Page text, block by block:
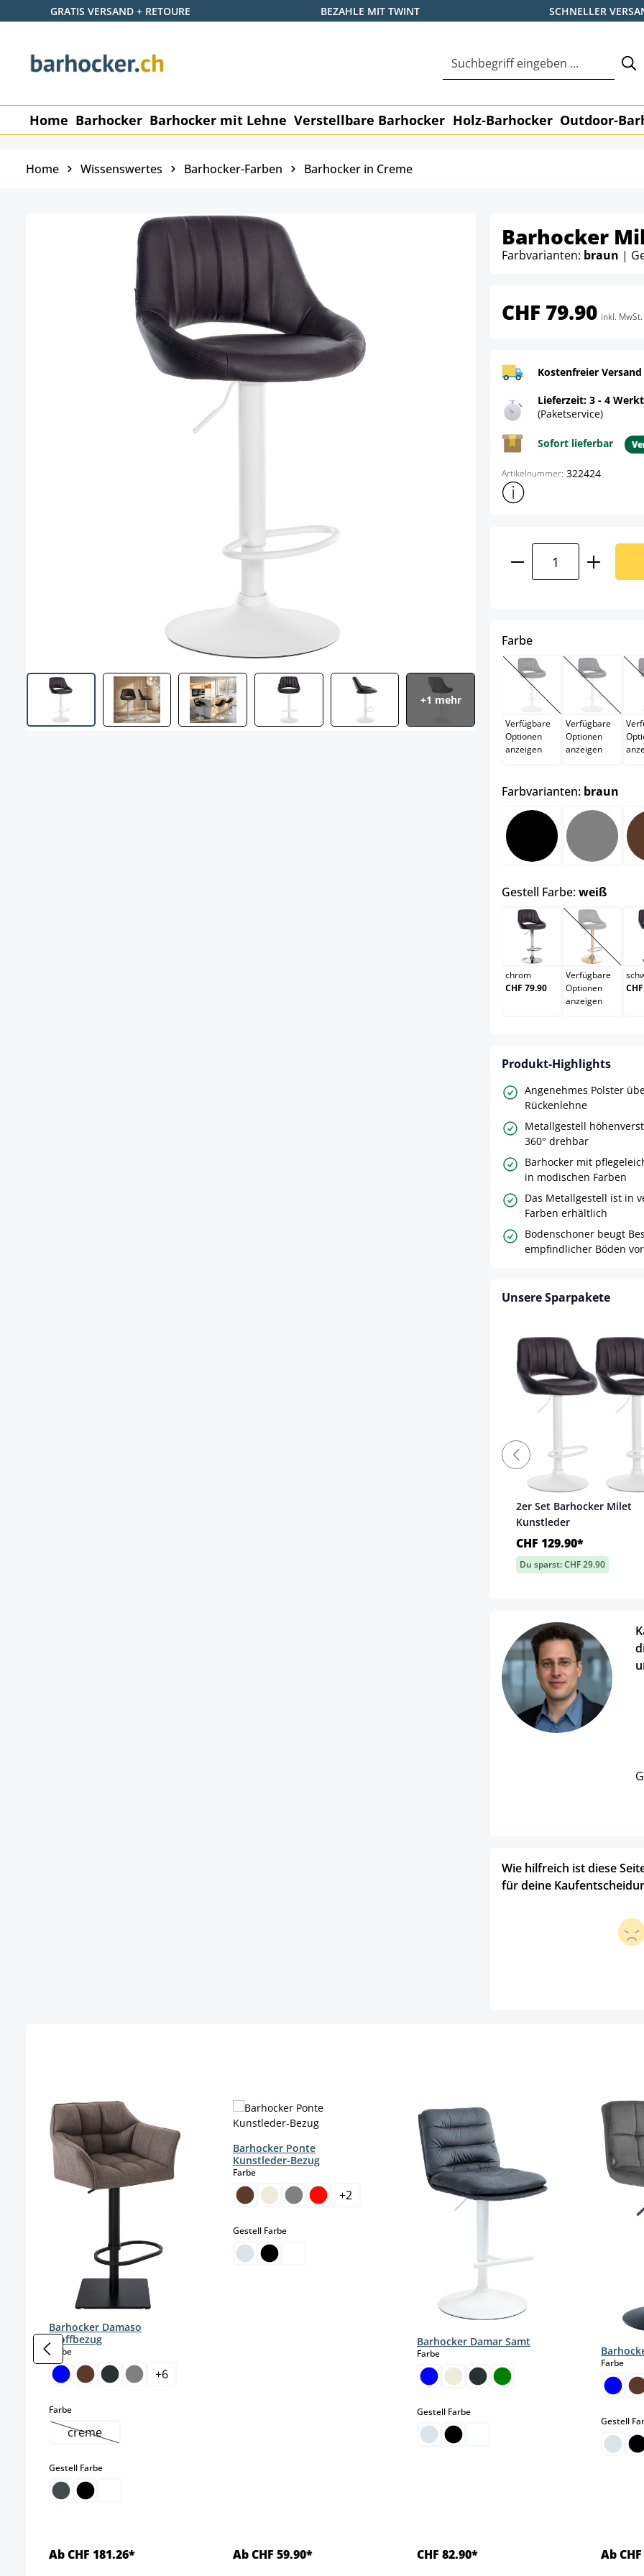
Hauptinhalt springen
Zur Suche springen
Zur Hauptnavigation springen
GRATIS VERSAND + RETOURE BEZAHLE MIT TWINT SCHNELLER
Home Barhocker Barhocker mit Lehne Verstellbare Barhocker Holz-Barhocker Outdoor-
Home Wissenswertes Barhocker-Farben Barhocker in Creme
+1 mehr
Barhocker
Farbvarianten: braun |
CHF 79.90 inkl. MwSt.
Kostenfreier
Lieferzeit: 3 - 4
(Paketservice)
Sofort lieferbar
Artikelnummer: 322424
Weitere
Produkt Anzahl:
Farbeauswählen
braun
(Diese Option ist
Verfügbare
Optionen
anzeigen
creme
(Diese
Verfügbare
Optionen
anzeigen
Farbvarianten: braun
schwarz grau
Gestell Farbe:weiß
chrom
chrom
CHF 79.90
gold
(Diese
Verfügbare
Optionen
anzeigen
Produkt-Highlights
Angenehmes Polster
Rückenlehne
Metallgestell
360° drehbar
Barhocker mit
in modischen Farben
Das Metallgestell ist in
Farben erhältlich
Bodenschoner beugt
empfindlicher Böden vor
Unsere Sparpakete
2er Set Barhocker Milet
Kunstleder
CHF 129.90*
Du sparst: CHF 29.90
Wie hilfreich ist diese
für deine
Barhocker Damaso
Stoffbezug
Farbeauswählen
+6
Farbeauswählen
creme(Diese Option ist zurzeit nicht verfügbar.)
Gestell Farbeauswählen
Ab CHF 181.26*
Barhocker Ponte
Kunstleder-Bezug
Farbeauswählen
+2
Gestell Farbeauswählen
Ab CHF 59.90*
Barhocker Damar Samt
Farbeauswählen
Gestell Farbeauswählen
CHF 82.90*
Farbe
Gestell
Ab